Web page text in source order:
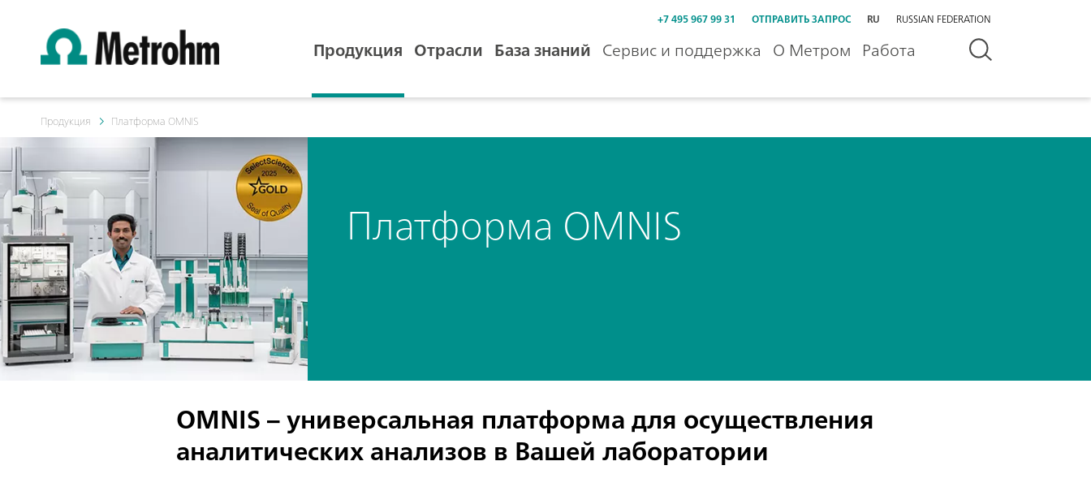
+7 495 967 99 31 ОТПРАВИТЬ ЗАПРОС RU RUSSIAN FEDERATION
Продукция Отрасли База знаний Сервис и поддержка О Метром Работа
Продукция Платформа OMNIS
Платформа OMNIS
OMNIS – универсальная платформа для осуществления
аналитических анализов в Вашей лаборатории